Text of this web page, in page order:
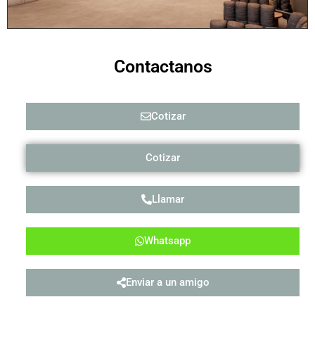
Contactanos
Cotizar
Cotizar
Llamar
Whatsapp
Enviar a un amigo